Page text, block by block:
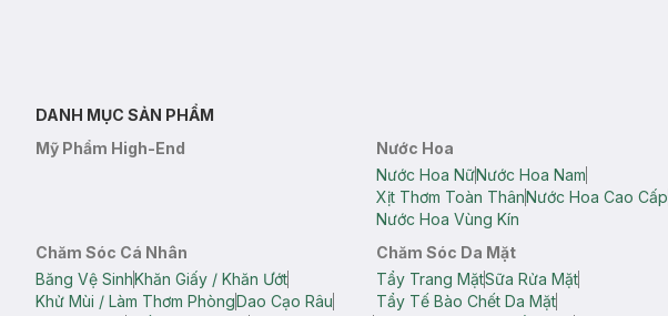
DANH MỤC SẢN PHẨM
Mỹ Phẩm High-End
Nước Hoa
Nước Hoa NữNước Hoa Nam
Xịt Thơm Toàn ThânNước Hoa Cao Cấp
Nước Hoa Vùng Kín
Chăm Sóc Cá Nhân
Băng Vệ SinhKhăn Giấy / Khăn Ướt
Khử Mùi / Làm Thơm PhòngDao Cạo Râu
Chăm Sóc Da Mặt
Tẩy Trang MặtSữa Rửa Mặt
Tẩy Tế Bào Chết Da Mặt